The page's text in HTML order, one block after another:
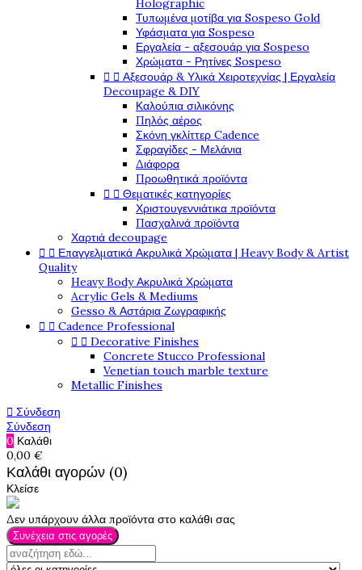
Holographic
Τυπωμένα μοτίβα για Sospeso Gold
Υφάσματα για Sospeso
Εργαλεία - αξεσουάρ για Sospeso
Χρώματα - Ρητίνες Sospeso
  Αξεσουάρ & Υλικά Χειροτεχνίας | Εργαλεία
Decoupage & DIY
Καλούπια σιλικόνης
Πηλός αέρος
Σκόνη γκλίττερ Cadence
Σφραγίδες - Μελάνια
Διάφορα
Προωθητικά προϊόντα
  Θεματικές κατηγορίες
Χριστουγεννιάτικα προϊόντα
Πασχαλινά προϊόντα
Χαρτιά decoupage
  Επαγγελματικά Ακρυλικά Χρώματα | Heavy Body & Artist
Quality
Heavy Body Ακρυλικά Χρώματα
Acrylic Gels & Mediums
Gesso & Αστάρια Ζωγραφικής
  Cadence Professional
  Decorative Finishes
Concrete Stucco Professional
Venetian touch marble texture
Metallic Finishes
 Σύνδεση
Σύνδεση
0 Καλάθι
0,00 €
Καλάθι αγορών (0)
Κλείσε
Δεν υπάρχουν άλλα προϊόντα στο καλάθι σας
Συνέχεια στις αγορές